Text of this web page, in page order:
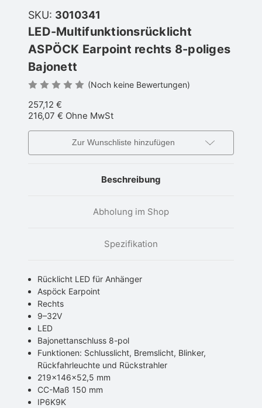
SKU: 3010341
LED-Multifunktionsrücklicht
ASPÖCK Earpoint rechts 8-poliges
Bajonett
(Noch keine Bewertungen)
257,12 €
216,07 € Ohne MwSt
Zur Wunschliste hinzufügen
Beschreibung
Abholung im Shop
Spezifikation
Rücklicht LED für Anhänger
Aspöck Earpoint
Rechts
9–32V
LED
Bajonettanschluss 8-pol
Funktionen: Schlusslicht, Bremslicht, Blinker,
Rückfahrleuchte und Rückstrahler
219x146x52,5 mm
CC-Maß 150 mm
IP6K9K